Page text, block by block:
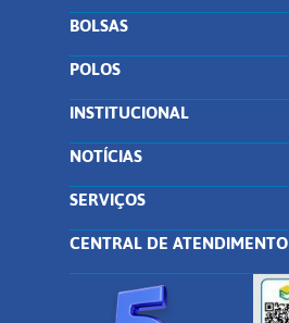
BOLSAS
POLOS
INSTITUCIONAL
NOTÍCIAS
SERVIÇOS
CENTRAL DE ATENDIMENTO